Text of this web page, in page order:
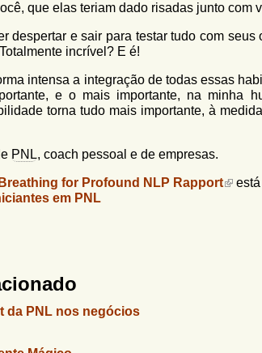
que elas teriam dado risadas junto com
despertar e sair para testar tudo com
incrível? E é!
intensa a integração de todas essas
e o mais importante, na minha
torna tudo mais importante, à
PNL, coach pessoal e de empresas.
for Profound NLP Rapport
em PNL
da PNL nos negócios